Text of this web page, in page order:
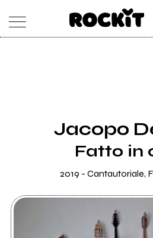
SHOP
RADIO
Jacopo
Fatto in
2019 - Cantautoriale,